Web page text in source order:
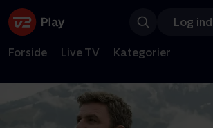
Log ind
Forside Live TV Kategorier